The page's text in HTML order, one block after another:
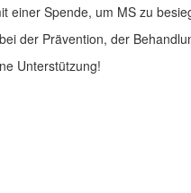
einer Spende, um MS zu
der Prävention, der
Unterstützung!